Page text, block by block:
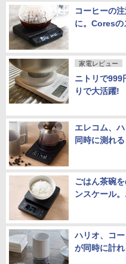
コーヒーの
に。Coresの
家電レビュー
ニトリで999
りで大活躍!
エレコム、
同時に測れ
ごはん茶碗
ンスケール
ハリオ、コ
が同時に計